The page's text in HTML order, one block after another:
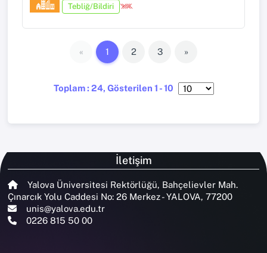
Tebliğ/Bildiri
Toplam : 24, Gösterilen 1 - 10
« 1 2 3 »
İletişim
Yalova Üniversitesi Rektörlüğü, Bahçelievler Mah.
Çınarcık Yolu Caddesi No: 26 Merkez - YALOVA, 77200
unis@yalova.edu.tr
0226 815 50 00